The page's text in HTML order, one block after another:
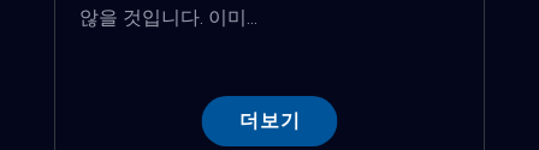
않을 것입니다. 이미...
더보기